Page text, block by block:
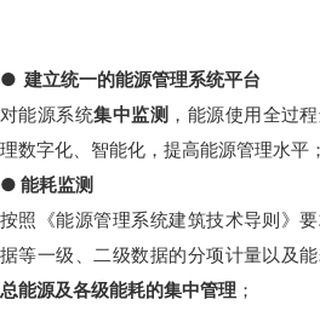
● 建立统一的能源管理系统平台
对能源系统集中监测 ，能源使用全过
理数字化、智能化，提高能源管理水平；
● 能耗监测
按照《能源管理系统建筑技术导则》
据等一级、二级数据的分项计量以及
总能源及各级能耗的集中管理 ；